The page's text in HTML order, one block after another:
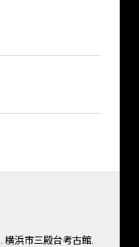
浜市三殿台考古館.